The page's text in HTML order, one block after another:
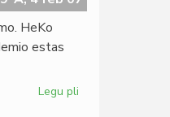
HeKo
estas
Legu pli